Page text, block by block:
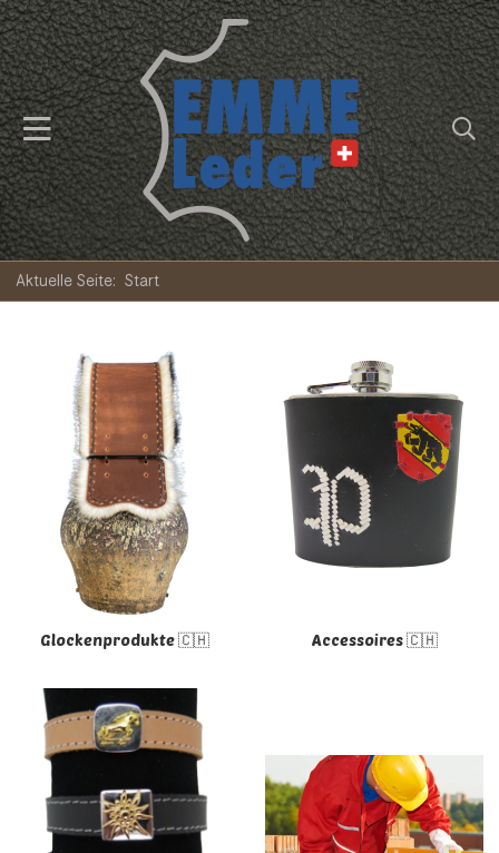
Aktuelle Seite: Start
Glockenprodukte 🇨🇭 Accessoires 🇨🇭